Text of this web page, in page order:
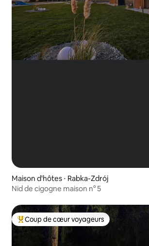
Maison d'hôtes ⋅ Rabka-Zdrój
Nid de cigogne maison n° 5
Coups de cœur voyageurs les plus
Coup de cœur voyageurs